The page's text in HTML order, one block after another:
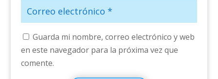
Guarda mi nombre, correo electrónico y web
en este navegador para la próxima vez que
comente.